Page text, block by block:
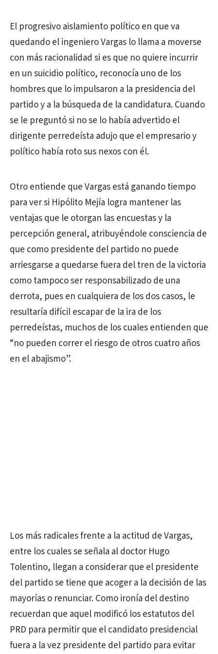
El progresivo aislamiento político en que va
quedando el ingeniero Vargas lo llama a moverse
con más racionalidad si es que no quiere incurrir
en un suicidio político, reconocía uno de los
hombres que lo impulsaron a la presidencia del
partido y a la búsqueda de la candidatura. Cuando
se le preguntó si no se lo había advertido el
dirigente perredeísta adujo que el empresario y
político había roto sus nexos con él.
Otro entiende que Vargas está ganando tiempo
para ver si Hipólito Mejía logra mantener las
ventajas que le otorgan las encuestas y la
percepción general, atribuyéndole consciencia de
que como presidente del partido no puede
arriesgarse a quedarse fuera del tren de la victoria
como tampoco ser responsabilizado de una
derrota, pues en cualquiera de los dos casos, le
resultaría difícil escapar de la ira de los
perredeístas, muchos de los cuales entienden que
“no pueden correr el riesgo de otros cuatro años
en el abajismo”.
Los más radicales frente a la actitud de Vargas,
entre los cuales se señala al doctor Hugo
Tolentino, llegan a considerar que el presidente
del partido se tiene que acoger a la decisión de las
mayorías o renunciar. Como ironía del destino
recuerdan que aquel modificó los estatutos del
PRD para permitir que el candidato presidencial
fuera a la vez presidente del partido para evitar